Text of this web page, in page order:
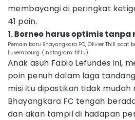
membayangi di peringkat
41 poin.
1. Borneo harus optimis tanpa
Pemain baru Bhayangkara FC, Olivier Thill saat
Luxembourg. (Instagram: tlf.lu)
Anak asuh Fabio Lefundes ini,
poin penuh dalam laga
misi itu dipastikan tidak mudah
Bhayangkara FC tengah
dan akan tampil di hadapan